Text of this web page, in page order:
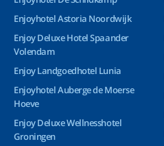
Enjoyhotel Astoria Noordwijk
Enjoy Deluxe Hotel Spaander
Volendam
Enjoy Landgoedhotel Lunia
Enjoyhotel Auberge de Moerse
Hoeve
Enjoy Deluxe Wellnesshotel
Groningen